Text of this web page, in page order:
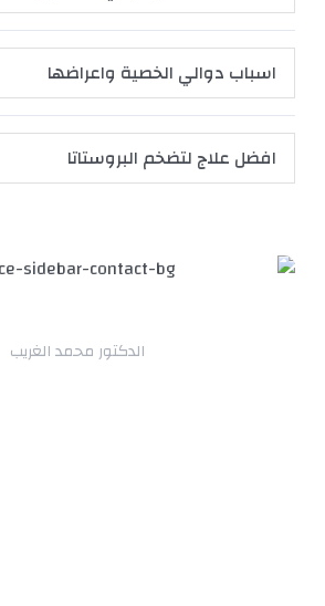
اسباب دوالي الخصية واعراضها
افضل علاج لتضخم البروستاتا
الدكتور محمد الغريب